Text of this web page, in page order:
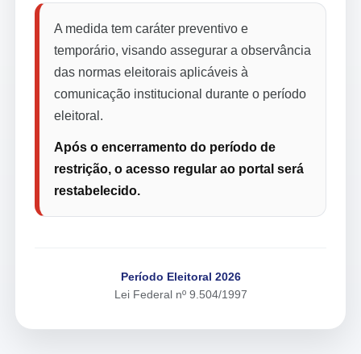
A medida tem caráter preventivo e
temporário, visando assegurar a observância
das normas eleitorais aplicáveis à
comunicação institucional durante o período
eleitoral.
Após o encerramento do período de
restrição, o acesso regular ao portal será
restabelecido.
Período Eleitoral 2026
Lei Federal nº 9.504/1997